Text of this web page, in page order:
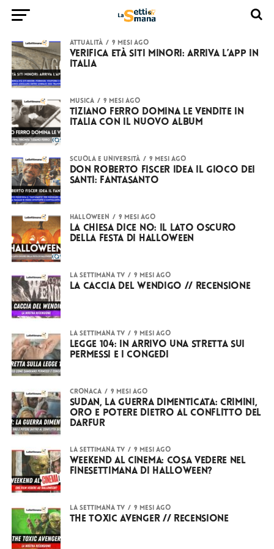
ATTUALITÀ 9 mesi ago
Verifica età siti minori: arriva l’app in
Italia
MUSICA 9 mesi ago
Tiziano Ferro domina le vendite in
Italia con il nuovo album
SCUOLA E UNIVERSITÀ 9 mesi ago
don Roberto Fiscer idea il gioco dei
santi: FantaSanto
HALLOWEEN 9 mesi ago
La Chiesa dice no: il lato oscuro
della festa di Halloween
LA SETTIMANA TV 9 mesi ago
La caccia del Wendigo // RECENSIONE
LA SETTIMANA TV 9 mesi ago
Legge 104: in arrivo una stretta sui
permessi e i congedi
CRONACA 9 mesi ago
Sudan, la guerra dimenticata: crimini,
oro e potere dietro al conflitto del
Darfur
LA SETTIMANA TV 9 mesi ago
Weekend al cinema: cosa vedere nel
finesettimana di Halloween?
LA SETTIMANA TV 9 mesi ago
The Toxic Avenger // RECENSIONE